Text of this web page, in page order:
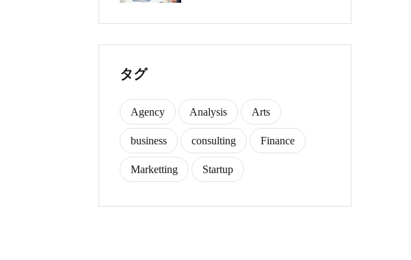
タグ
Agency Analysis Arts
business consulting Finance
Marketting Startup